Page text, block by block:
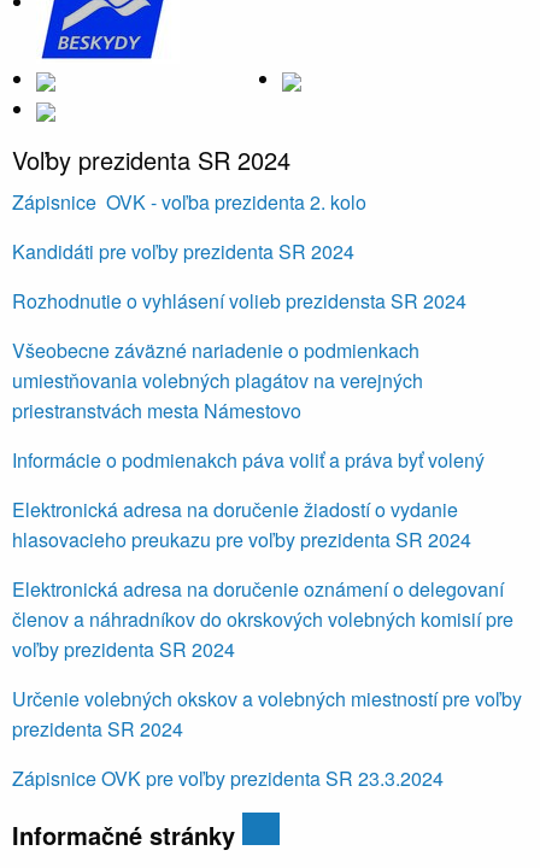
Voľby prezidenta SR 2024
Zápisnice OVK - voľba prezidenta 2. kolo
Kandidáti pre voľby prezidenta SR 2024
Rozhodnutie o vyhlásení volieb prezidensta SR 2024
Všeobecne záväzné nariadenie o podmienkach
umiestňovania volebných plagátov na verejných
priestranstvách mesta Námestovo
Informácie o podmienakch páva voliť a práva byť volený
Elektronická adresa na doručenie žiadostí o vydanie
hlasovacieho preukazu pre voľby prezidenta SR 2024
Elektronická adresa na doručenie oznámení o delegovaní
členov a náhradníkov do okrskových volebných komisií pre
voľby prezidenta SR 2024
Určenie volebných okskov a volebných miestností pre voľby
prezidenta SR 2024
Zápisnice OVK pre voľby prezidenta SR 23.3.2024
Informačné stránky